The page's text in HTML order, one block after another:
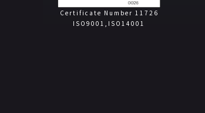
Certificate Number 11726
ISO9001,ISO14001